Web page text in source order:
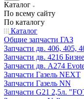
Каталог
По всему сайту
По каталогу
Каталог
Общие запчасти ГАЗ
Запчасти дв. 406, 405,
Запчасти дв. 4216
Запчасти дв. A274
Запчасти Газель NEXT
Запчасти Газель NN
Запчасти G21 2,5л.